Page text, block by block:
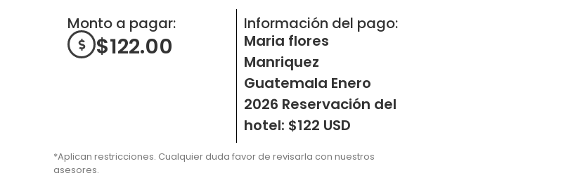
Monto a pagar:
$122.00
Información del pago:
Maria flores
Manriquez
Guatemala Enero
2026 Reservación del
hotel: $122 USD
*Aplican restricciones. Cualquier duda favor de revisarla con nuestros
asesores.